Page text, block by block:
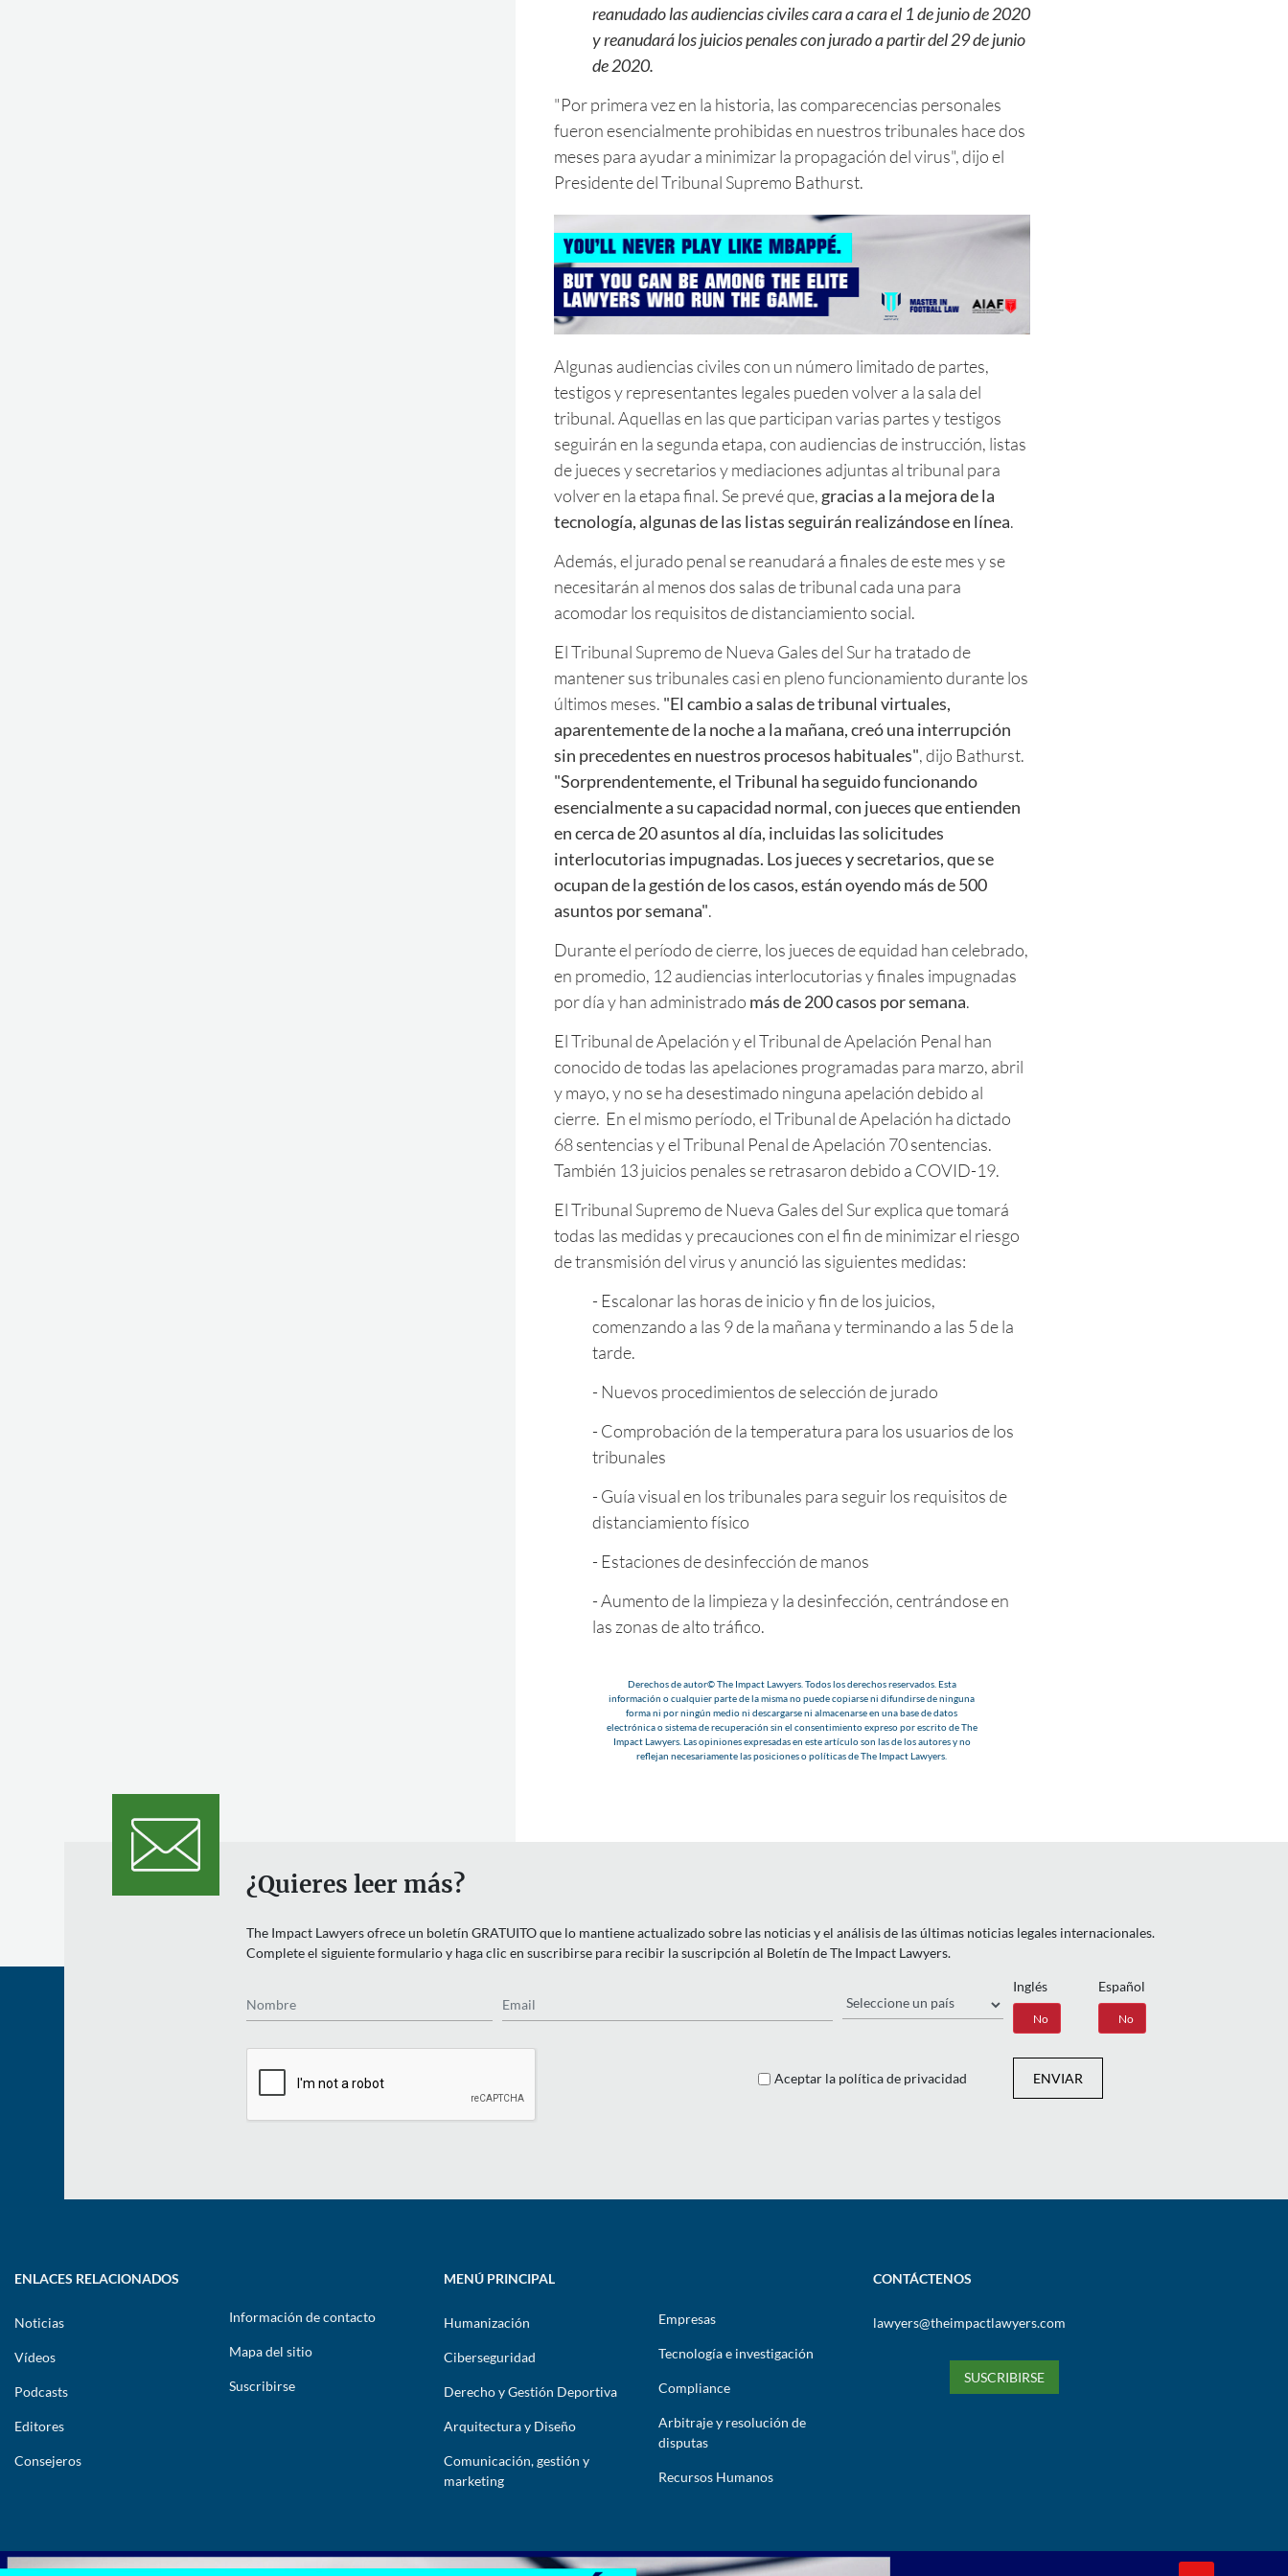
reanudado las audiencias civiles cara a cara el 1 de junio de 2020
y reanudará los juicios penales con jurado a partir del 29 de junio
de 2020.
"Por primera vez en la historia, las comparecencias personales
fueron esencialmente prohibidas en nuestros tribunales hace dos
meses para ayudar a minimizar la propagación del virus", dijo el
Presidente del Tribunal Supremo Bathurst.
Algunas audiencias civiles con un número limitado de partes,
testigos y representantes legales pueden volver a la sala del
tribunal. Aquellas en las que participan varias partes y testigos
seguirán en la segunda etapa, con audiencias de instrucción, listas
de jueces y secretarios y mediaciones adjuntas al tribunal para
volver en la etapa final. Se prevé que, gracias a la mejora de la
tecnología, algunas de las listas seguirán realizándose en línea.
Además, el jurado penal se reanudará a finales de este mes y se
necesitarán al menos dos salas de tribunal cada una para
acomodar los requisitos de distanciamiento social.
El Tribunal Supremo de Nueva Gales del Sur ha tratado de
mantener sus tribunales casi en pleno funcionamiento durante los
últimos meses. "El cambio a salas de tribunal virtuales,
aparentemente de la noche a la mañana, creó una interrupción
sin precedentes en nuestros procesos habituales", dijo Bathurst.
"Sorprendentemente, el Tribunal ha seguido funcionando
esencialmente a su capacidad normal, con jueces que entienden
en cerca de 20 asuntos al día, incluidas las solicitudes
interlocutorias impugnadas. Los jueces y secretarios, que se
ocupan de la gestión de los casos, están oyendo más de 500
asuntos por semana".
Durante el período de cierre, los jueces de equidad han celebrado,
en promedio, 12 audiencias interlocutorias y finales impugnadas
por día y han administrado más de 200 casos por semana.
El Tribunal de Apelación y el Tribunal de Apelación Penal han
conocido de todas las apelaciones programadas para marzo, abril
y mayo, y no se ha desestimado ninguna apelación debido al
cierre. En el mismo período, el Tribunal de Apelación ha dictado
68 sentencias y el Tribunal Penal de Apelación 70 sentencias.
También 13 juicios penales se retrasaron debido a COVID-19.
El Tribunal Supremo de Nueva Gales del Sur explica que tomará
todas las medidas y precauciones con el fin de minimizar el riesgo
de transmisión del virus y anunció las siguientes medidas:
- Escalonar las horas de inicio y fin de los juicios,
comenzando a las 9 de la mañana y terminando a las 5 de la
tarde.
- Nuevos procedimientos de selección de jurado
- Comprobación de la temperatura para los usuarios de los
tribunales
- Guía visual en los tribunales para seguir los requisitos de
distanciamiento físico
- Estaciones de desinfección de manos
- Aumento de la limpieza y la desinfección, centrándose en
las zonas de alto tráfico.
Derechos de autor© The Impact Lawyers. Todos los derechos reservados. Esta
información o cualquier parte de la misma no puede copiarse ni difundirse de ninguna
forma ni por ningún medio ni descargarse ni almacenarse en una base de datos
electrónica o sistema de recuperación sin el consentimiento expreso por escrito de The
Impact Lawyers. Las opiniones expresadas en este artículo son las de los autores y no
reflejan necesariamente las posiciones o políticas de The Impact Lawyers.
¿Quieres leer más?
The Impact Lawyers ofrece un boletín GRATUITO que lo mantiene actualizado sobre las noticias y el análisis de las últimas noticias legales internacionales.
Complete el siguiente formulario y haga clic en suscribirse para recibir la suscripción al Boletín de The Impact Lawyers.
Inglés
Sí No
Español
No
Aceptar la política de privacidad ENVIAR
ENLACES RELACIONADOS
Noticias
Vídeos
Podcasts
Editores
Consejeros
Información de contacto
Mapa del sitio
Suscribirse
MENÚ PRINCIPAL
Humanización
Ciberseguridad
Derecho y Gestión Deportiva
Arquitectura y Diseño
Comunicación, gestión y
marketing
Empresas
Tecnología e investigación
Compliance
Arbitraje y resolución de
disputas
Recursos Humanos
CONTÁCTENOS
lawyers@theimpactlawyers.com
SUSCRIBIRSE